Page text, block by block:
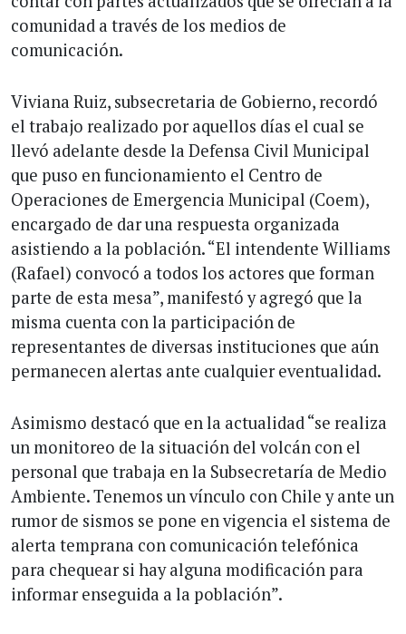
comunidad a través de los medios de
comunicación.
Viviana Ruiz, subsecretaria de Gobierno, recordó
el trabajo realizado por aquellos días el cual se
llevó adelante desde la Defensa Civil Municipal
que puso en funcionamiento el Centro de
Operaciones de Emergencia Municipal (Coem),
encargado de dar una respuesta organizada
asistiendo a la población. “El intendente Williams
(Rafael) convocó a todos los actores que forman
parte de esta mesa”, manifestó y agregó que la
misma cuenta con la participación de
representantes de diversas instituciones que aún
permanecen alertas ante cualquier eventualidad.
Asimismo destacó que en la actualidad “se realiza
un monitoreo de la situación del volcán con el
personal que trabaja en la Subsecretaría de Medio
Ambiente. Tenemos un vínculo con Chile y ante un
rumor de sismos se pone en vigencia el sistema de
alerta temprana con comunicación telefónica
para chequear si hay alguna modificación para
informar enseguida a la población”.